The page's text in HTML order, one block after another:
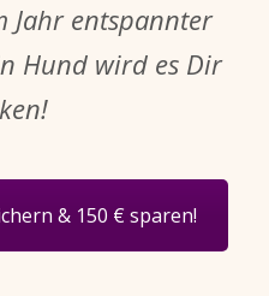
Jahr entspannter
Hund wird es Dir
& 150 € sparen!